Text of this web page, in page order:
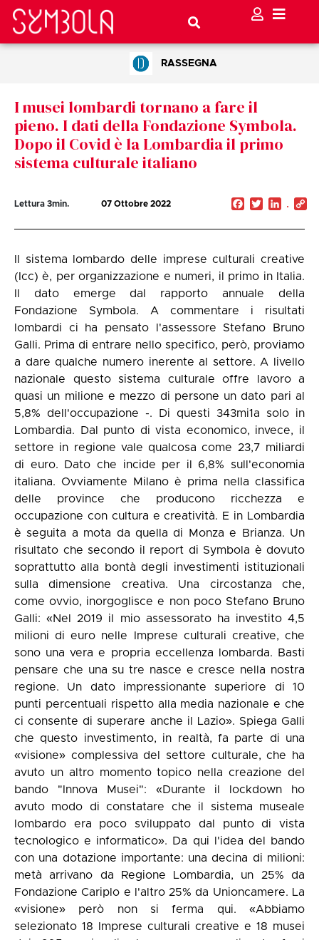
RASSEGNA
I musei lombardi tornano a fare il
pieno. I dati della Fondazione Symbola.
Dopo il Covid è la Lombardia il primo
sistema culturale italiano
Lettura 3min. 07 Ottobre 2022 Facebook
Twitter
Il sistema lombardo delle imprese culturali creative
(Icc) è, per organizzazione e numeri, il primo in Italia.
Il dato emerge dal rapporto annuale della
Fondazione Symbola. A commentare i risultati
lombardi ci ha pensato l'assessore Stefano Bruno
Galli. Prima di entrare nello specifico, però, proviamo
a dare qualche numero inerente al settore. A livello
nazionale questo sistema culturale offre lavoro a
quasi un milione e mezzo di persone un dato pari al
5,8% dell'occupazione -. Di questi 343mi1a solo in
Lombardia. Dal punto di vista economico, invece, il
settore in regione vale qualcosa come 23,7 miliardi
di euro. Dato che incide per il 6,8% sull'economia
italiana. Ovviamente Milano è prima nella classifica
delle province che producono ricchezza e
occupazione con cultura e creatività. E in Lombardia
è seguita a mota da quella di Monza e Brianza. Un
risultato che secondo il report di Symbola è dovuto
soprattutto alla bontà degli investimenti istituzionali
sulla dimensione creativa. Una circostanza che,
come ovvio, inorgoglisce e non poco Stefano Bruno
Galli: «Nel 2019 il mio assessorato ha investito 4,5
milioni di euro nelle Imprese culturali creative, che
sono una vera e propria eccellenza lombarda. Basti
pensare che una su tre nasce e cresce nella nostra
regione. Un dato impressionante superiore di 10
punti percentuali rispetto alla media nazionale e che
ci consente di superare anche il Lazio». Spiega Galli
che questo investimento, in realtà, fa parte di una
«visione» complessiva del settore culturale, che ha
avuto un altro momento topico nella creazione del
bando "Innova Musei": «Durante il lockdown ho
avuto modo di constatare che il sistema museale
lombardo era poco sviluppato dal punto di vista
tecnologico e informatico». Da qui l'idea del bando
con una dotazione importante: una decina di milioni:
metà arrivano da Regione Lombardia, un 25% da
Fondazione Cariplo e l'altro 25% da Unioncamere. La
«visione» però non si ferma qui. «Abbiamo
selezionato 18 Imprese culturali creative e 18 musei